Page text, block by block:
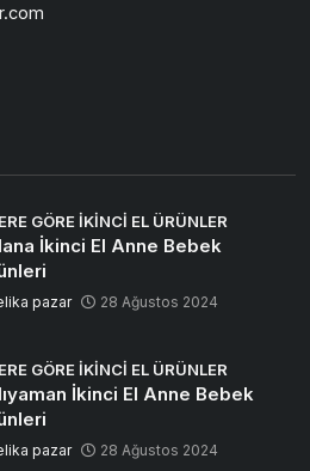
GÖRE İKINCI EL ÜRÜNLER
İkinci El Anne Bebek
pazar 28 Ağustos 2024
GÖRE İKINCI EL ÜRÜNLER
İkinci El Anne Bebek
pazar 28 Ağustos 2024